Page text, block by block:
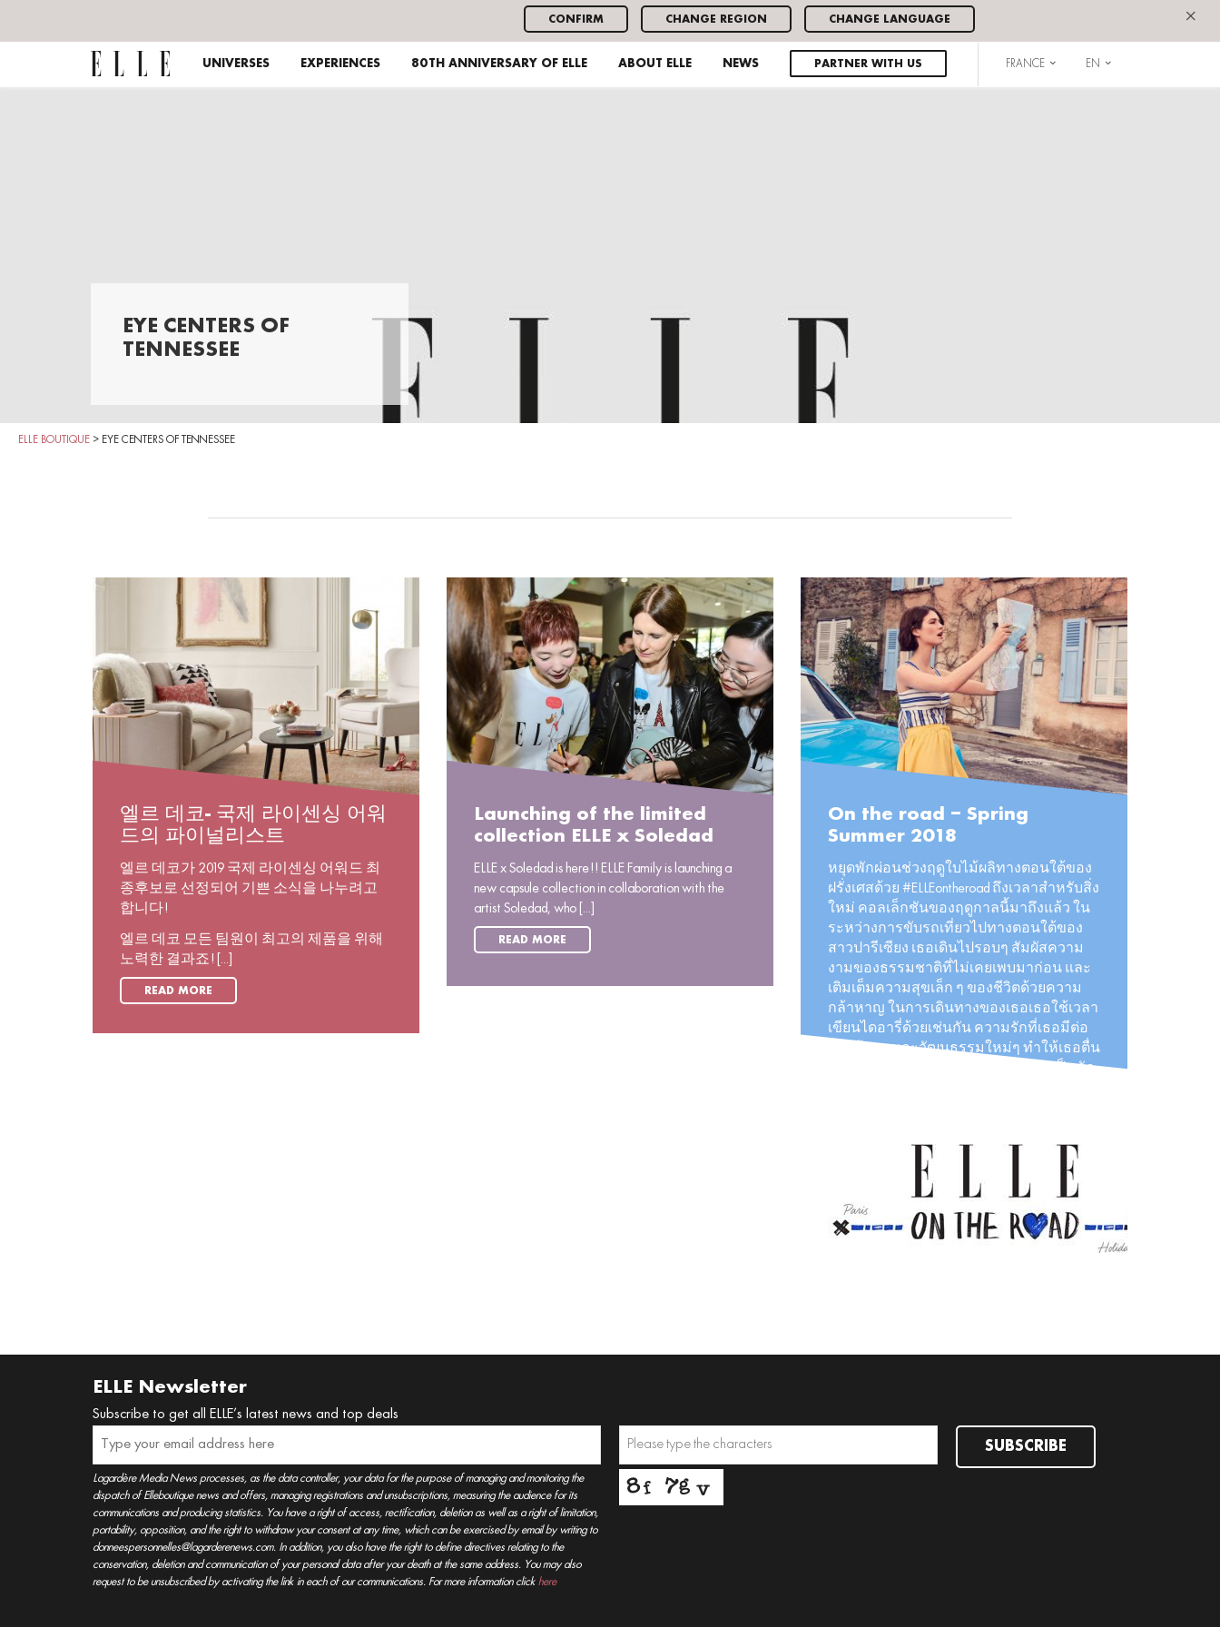
CONFIRM CHANGE REGION CHANGE LANGUAGE ×
UNIVERSES EXPERIENCES 80TH ANNIVERSARY OF ELLE ABOUT ELLE NEWS PARTNER WITH US FRANCE EN
EYE CENTERS OF
TENNESSEE
ELLE BOUTIQUE > EYE CENTERS OF TENNESSEE
엘르 데코- 국제 라이센싱 어워
드의 파이널리스트
엘르 데코가 2019 국제 라이센싱 어워드 최
종후보로 선정되어 기쁜 소식을 나누려고
합니다!
엘르 데코 모든 팀원이 최고의 제품을 위해
노력한 결과죠! [...]
READ MORE
Launching of the limited
collection ELLE x Soledad
ELLE x Soledad is here!! ELLE Family is launching a
new capsule collection in collaboration with the
artist Soledad, who [...]
READ MORE
On the road – Spring
Summer 2018
หยุดพักผ่อนช่วงฤดูใบไม้ผลิทางตอนใต้ของ
ฝรั่งเศสด้วย #ELLEontheroad ถึงเวลาสำหรับสิ่ง
ใหม่ คอลเล็กชันของฤดูกาลนี้มาถึงแล้ว ใน
ระหว่างการขับรถเที่ยวไปทางตอนใต้ของ
สาวปารีเซียง เธอเดินไปรอบๆ สัมผัสความ
งามของธรรมชาติที่ไม่เคยเพบมาก่อน และ
เติมเต็มความสุขเล็ก ๆ ของชีวิตด้วยความ
กล้าหาญ ในการเดินทางของเธอเธอใช้เวลา
เขียนไดอารี่ด้วยเช่นกัน ความรักที่เธอมีต่อ
การค้นพบและวัฒนธรรมใหม่ๆ ทำให้เธอตื่น
เต้นบทกวีอย่างควบคุมไม่ได้ เธอช่างเป็นนัก
ELLE Newsletter
Subscribe to get all ELLE’s latest news and top deals
Lagardère Media News processes, as the data controller, your data for the purpose of managing and monitoring the
dispatch of Elleboutique news and offers, managing registrations and unsubscriptions, measuring the audience for its
communications and producing statistics. You have a right of access, rectification, deletion as well as a right of limitation,
portability, opposition, and the right to withdraw your consent at any time, which can be exercised by email by writing to
donneespersonnelles@lagarderenews.com. In addition, you also have the right to define directives relating to the
conservation, deletion and communication of your personal data after your death at the same address. You may also
request to be unsubscribed by activating the link in each of our communications. For more information click here
SUBSCRIBE